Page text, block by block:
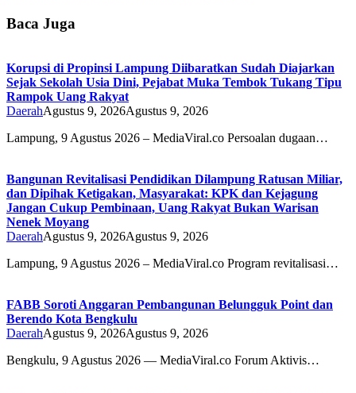
Baca Juga
Korupsi di Propinsi Lampung Diibaratkan Sudah Diajarkan
Sejak Sekolah Usia Dini, Pejabat Muka Tembok Tukang Tipu
Rampok Uang Rakyat
DaerahAgustus 9, 2026Agustus 9, 2026
Lampung, 9 Agustus 2026 – MediaViral.co Persoalan dugaan…
Bangunan Revitalisasi Pendidikan Dilampung Ratusan Miliar,
dan Dipihak Ketigakan, Masyarakat: KPK dan Kejagung
Jangan Cukup Pembinaan, Uang Rakyat Bukan Warisan
Nenek Moyang
DaerahAgustus 9, 2026Agustus 9, 2026
Lampung, 9 Agustus 2026 – MediaViral.co Program revitalisasi…
FABB Soroti Anggaran Pembangunan Belungguk Point dan
Berendo Kota Bengkulu
DaerahAgustus 9, 2026Agustus 9, 2026
Bengkulu, 9 Agustus 2026 — MediaViral.co Forum Aktivis…